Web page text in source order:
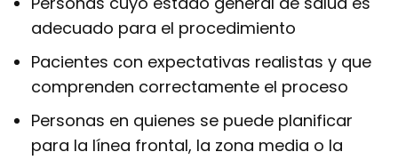
adecuado para el procedimiento
Pacientes con expectativas realistas y que
comprenden correctamente el proceso
Personas en quienes se puede planificar
para la línea frontal, la zona media o la